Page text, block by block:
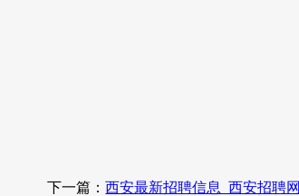
下一篇：西安最新招聘信息_西安招聘